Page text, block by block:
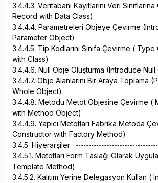
3.4.4.3. Veritabanı Kayıtlarını Veri
Record with Data Class)
3.4.4.4. Parametreleri Objeye Çevirme
Parameter Object)
3.4.4.5. Tip Kodlarını Sınıfa Çevirme (
with Class)
3.4.4.6. Null Obje Oluşturma (Introduce Null
3.4.4.7. Obje Alanlarını Bir Araya Toplama
Whole Object)
3.4.4.8. Metodu Metot Objesine Çevirme (
with Method Object)
3.4.4.9. Yapıcı Metotları Fabrika Metoda
Constructor with Factory Method)
3.4.5. Hiyerarşiler
3.4.5.1. Metotları Form Taslağı Olarak
Template Method)
3.4.5.2. Kalıtım Yerine Delegasyon Kullan (